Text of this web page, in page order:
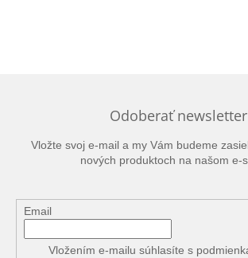
Odoberať newsletter
Vložte svoj e-mail a my Vám budeme
nových produktoch na našom e-
Email
Vložením e-mailu súhlasíte s